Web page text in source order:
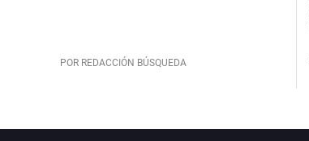
POR REDACCIÓN BÚSQUEDA